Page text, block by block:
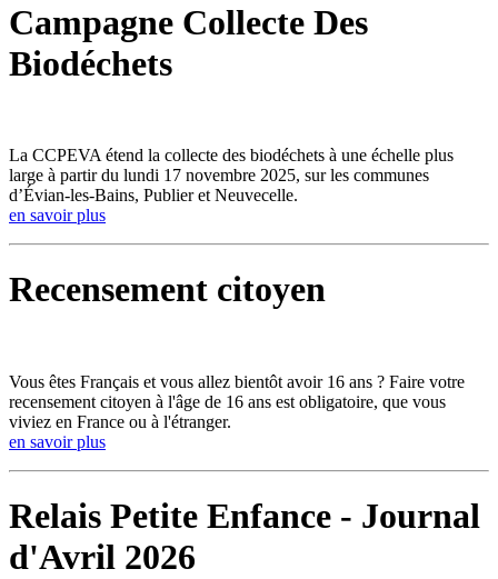
Campagne Collecte Des
Biodéchets
La CCPEVA étend la collecte des biodéchets à une échelle plus
large à partir du lundi 17 novembre 2025, sur les communes
d’Évian-les-Bains, Publier et Neuvecelle.
en savoir plus
Recensement citoyen
Vous êtes Français et vous allez bientôt avoir 16 ans ? Faire votre
recensement citoyen à l'âge de 16 ans est obligatoire, que vous
viviez en France ou à l'étranger.
en savoir plus
Relais Petite Enfance - Journal
d'Avril 2026